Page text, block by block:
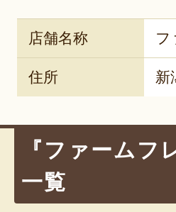
店舗名称 フ
住所 新
『ファームフ
一覧